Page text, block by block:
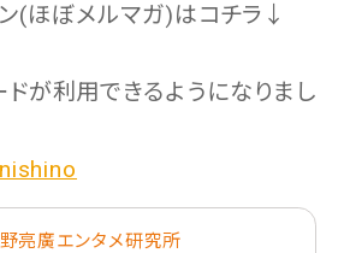
(ほぼメルマガ)はコチラ↓
が利用できるようになりまし
亮廣エンタメ研究所